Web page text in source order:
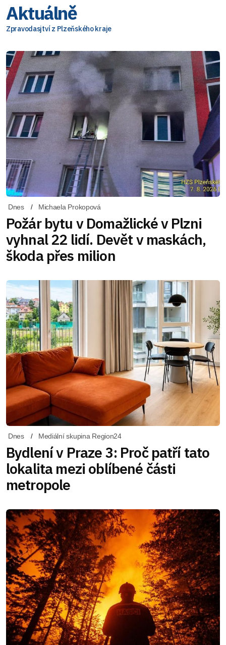
Aktuálně
Zpravodasjtví z Plzeňského kraje
Dnes Michaela Prokopová
Požár bytu v Domažlické v Plzni
vyhnal 22 lidí. Devět v maskách,
škoda přes milion
Dnes Mediální skupina Region24
Bydlení v Praze 3: Proč patří tato
lokalita mezi oblíbené části
metropole